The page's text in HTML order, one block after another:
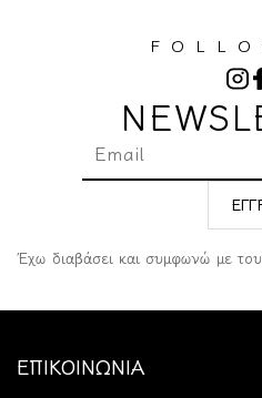
Έχω διαβάσει και συμφωνώ με
ΕΠΙΚΟΙΝΩΝΙΑ